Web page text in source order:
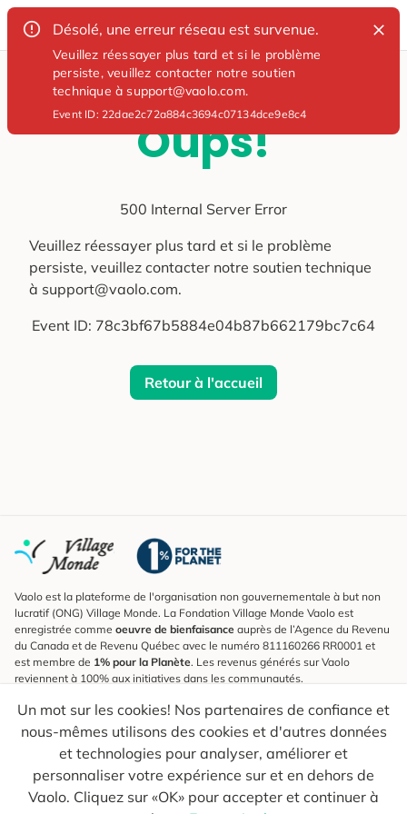
Désolé, une erreur réseau est survenue.
Veuillez réessayer plus tard et si le problème
persiste, veuillez contacter notre soutien
technique à support@vaolo.com.
Event ID: 22dae2c72a884c3694c07134dce9e8c4
Oups!
500 Internal Server Error
Veuillez réessayer plus tard et si le problème
persiste, veuillez contacter notre soutien technique
à support@vaolo.com.
Event ID: 78c3bf67b5884e04b87b662179bc7c64
Retour à l'accueil
Un mot sur les cookies! Nos partenaires de confiance et
nous-mêmes utilisons des cookies et d'autres données
et technologies pour analyser, améliorer et
personnaliser votre expérience sur et en dehors de
Vaolo. Cliquez sur «OK» pour accepter et continuer à
Vaolo est la plateforme de l'organisation non gouvernementale à but non
lucratif (ONG) Village Monde. La Fondation Village Monde Vaolo est
enregistrée comme oeuvre de bienfaisance auprès de l’Agence du Revenu
du Canada et de Revenu Québec avec le numéro 811160266 RR0001 et
est membre de 1% pour la Planète. Les revenus générés sur Vaolo
reviennent à 100% aux initiatives dans les communautés.
S'inscrire à l'infolettre
Pour connaître les nouveautés, suivre nos explorateurs et recevoir des
astuces pour des voyages plus conscients.
Ton courriel Envoyer